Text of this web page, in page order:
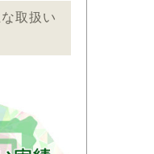
取扱い